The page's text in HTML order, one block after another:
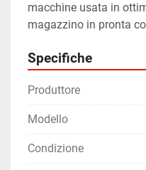
macchine usata in
magazzino in pronta
Specifiche
Produttore
Modello
Condizione